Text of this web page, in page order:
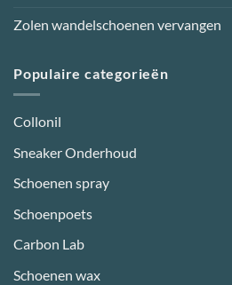
Zolen wandelschoenen vervangen
Populaire categorieën
Collonil
Sneaker Onderhoud
Schoenen spray
Schoenpoets
Carbon Lab
Schoenen wax